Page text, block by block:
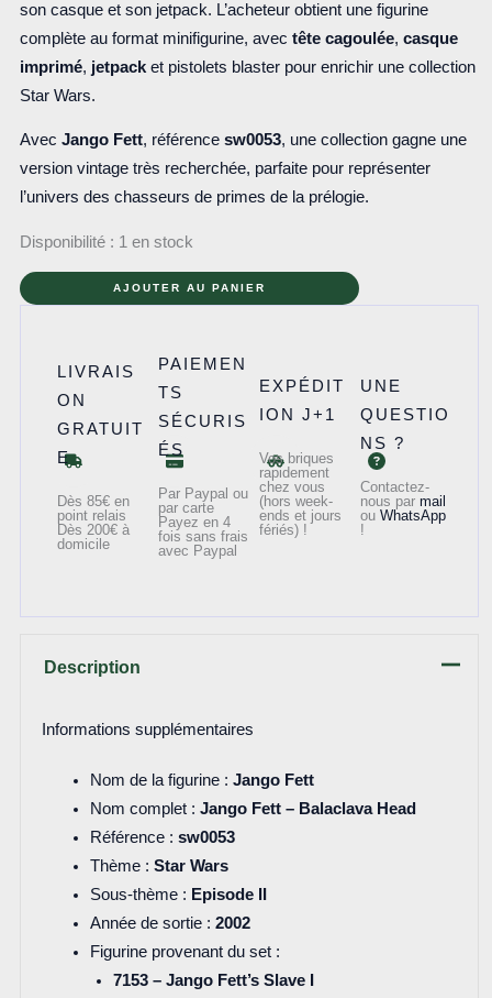
son casque et son jetpack. L’acheteur obtient une figurine
complète au format minifigurine, avec tête cagoulée, casque
imprimé, jetpacket pistolets blaster pour enrichir une collection
Star Wars.
Avec Jango Fett, référence sw0053, une collection gagne une
version vintage très recherchée, parfaite pour représenter
l’univers des chasseurs de primes de la prélogie.
Disponibilité : 1 en stock
quantité
Jango
AJOUTER AU PANIER
LIVRAIS
ON
GRATUIT
E
Dès 85€ en
point relais
Dès 200€ à
domicile
PAIEMEN
TS
SÉCURIS
ÉS
Par Paypal ou
par carte
Payez en 4
fois sans frais
avec Paypal
EXPÉDIT
ION J+1
Vos briques
rapidement
chez vous
(hors week-
ends et jours
fériés) !
UNE
QUESTIO
NS ?
Contactez-
nous par mail
ou WhatsApp
!
Description
Informations supplémentaires
Nom de la figurine : Jango Fett
Nom complet : Jango Fett – Balaclava Head
Référence : sw0053
Thème : Star Wars
Sous-thème : Episode II
Année de sortie : 2002
Figurine provenant du set :
7153 – Jango Fett’s Slave I